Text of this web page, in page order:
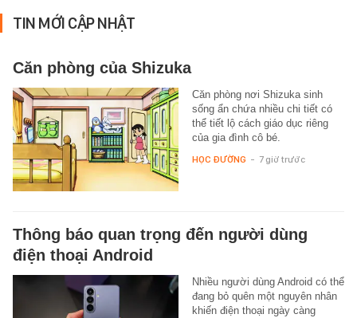
TIN MỚI CẬP NHẬT
Căn phòng của Shizuka
Căn phòng nơi Shizuka sinh
sống ẩn chứa nhiều chi tiết có
thể tiết lộ cách giáo dục riêng
của gia đình cô bé.
HỌC ĐƯỜNG - 7 giờ trước
Thông báo quan trọng đến người dùng
điện thoại Android
Nhiều người dùng Android có thể
đang bỏ quên một nguyên nhân
khiến điện thoại ngày càng